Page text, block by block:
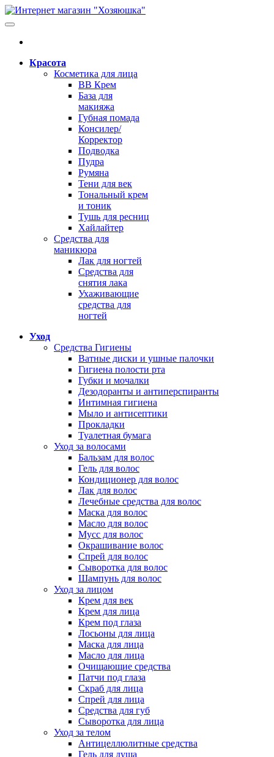
Красота
Косметика для лица
BB Крем
База для
макияжа
Губная помада
Консилер/
Корректор
Подводка
Пудра
Румяна
Тени для век
Тональный крем
и тоник
Тушь для ресниц
Хайлайтер
Средства для
маникюра
Лак для ногтей
Средства для
снятия лака
Ухаживающие
средства для
ногтей
Уход
Средства Гигиены
Ватные диски и ушные палочки
Гигиена полости рта
Губки и мочалки
Дезодоранты и антиперспиранты
Интимная гигиена
Мыло и антисептики
Прокладки
Туалетная бумага
Уход за волосами
Бальзам для волос
Гель для волос
Кондиционер для волос
Лак для волос
Лечебные средства для волос
Маска для волос
Масло для волос
Мусс для волос
Окрашивание волос
Спрей для волос
Сыворотка для волос
Шампунь для волос
Уход за лицом
Крем для век
Крем для лица
Крем под глаза
Лосьоны для лица
Маска для лица
Масло для лица
Очищающие средства
Патчи под глаза
Скраб для лица
Спрей для лица
Средства для губ
Сыворотка для лица
Уход за телом
Антицеллюлитные средства
Гель для душа